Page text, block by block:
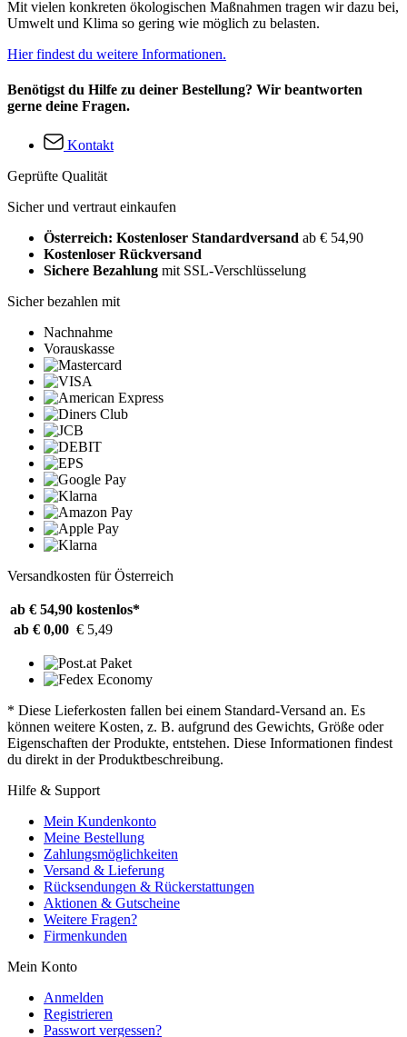
Mit vielen konkreten ökologischen Maßnahmen tragen wir dazu bei,
Umwelt und Klima so gering wie möglich zu belasten.
Hier findest du weitere Informationen.
Benötigst du Hilfe zu deiner Bestellung? Wir beantworten
gerne deine Fragen.
Kontakt
Geprüfte Qualität
Sicher und vertraut einkaufen
Österreich: Kostenloser Standardversand ab € 54,90
Kostenloser Rückversand
Sichere Bezahlung mit SSL-Verschlüsselung
Sicher bezahlen mit
Nachnahme
Vorauskasse
Versandkosten für Österreich
ab € 54,90 kostenlos*
ab € 0,00 € 5,49
* Diese Lieferkosten fallen bei einem Standard-Versand an. Es
können weitere Kosten, z. B. aufgrund des Gewichts, Größe oder
Eigenschaften der Produkte, entstehen. Diese Informationen findest
du direkt in der Produktbeschreibung.
Hilfe & Support
Mein Kundenkonto
Meine Bestellung
Zahlungsmöglichkeiten
Versand & Lieferung
Rücksendungen & Rückerstattungen
Aktionen & Gutscheine
Weitere Fragen?
Firmenkunden
Mein Konto
Anmelden
Registrieren
Passwort vergessen?